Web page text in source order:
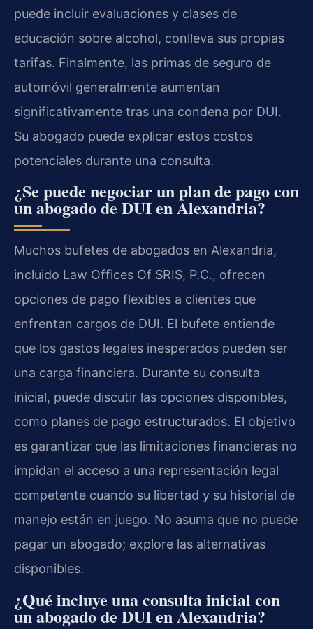
puede incluir evaluaciones y clases de
educación sobre alcohol, conlleva sus propias
tarifas. Finalmente, las primas de seguro de
automóvil generalmente aumentan
significativamente tras una condena por DUI.
Su abogado puede explicar estos costos
potenciales durante una consulta.
¿Se puede negociar un plan de pago con
un abogado de DUI en Alexandria?
Muchos bufetes de abogados en Alexandria,
incluido Law Offices Of SRIS, P.C., ofrecen
opciones de pago flexibles a clientes que
enfrentan cargos de DUI. El bufete entiende
que los gastos legales inesperados pueden ser
una carga financiera. Durante su consulta
inicial, puede discutir las opciones disponibles,
como planes de pago estructurados. El objetivo
es garantizar que las limitaciones financieras no
impidan el acceso a una representación legal
competente cuando su libertad y su historial de
manejo están en juego. No asuma que no puede
pagar un abogado; explore las alternativas
disponibles.
¿Qué incluye una consulta inicial con
un abogado de DUI en Alexandria?